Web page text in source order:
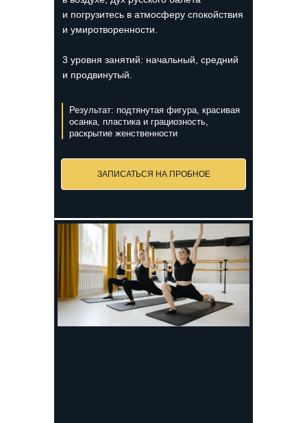
и погрузитесь в атмосферу спокойствия
и умиротворенности.
3 уровня занятий: начальный, средний
и продвинутый.
Результат: подтянутая фигура, красивая
осанка, пластика и грациозность,
раскрытие женственности
ЗАПИСАТЬСЯ НА ПРОБНОЕ